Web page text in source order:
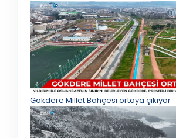
Gökdere Millet Bahçesi ortaya çıkıyor